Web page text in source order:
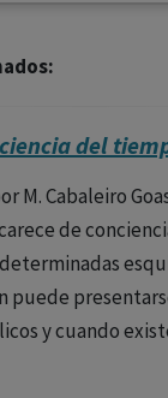
del
M. Cabaleiro
de
puede
y cuando